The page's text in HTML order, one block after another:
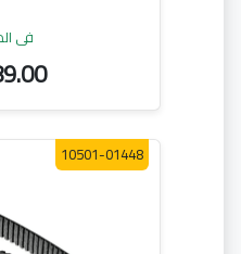
في
10501-01448